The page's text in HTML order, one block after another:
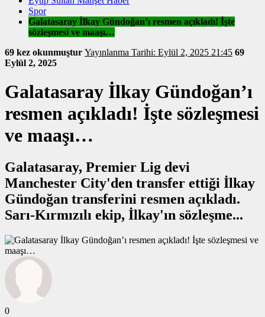
Spor
Galatasaray İlkay Gündoğan’ı resmen açıkladı! İşte
sözleşmesi ve maaşı…
69 kez okunmuştur
Yayınlanma Tarihi: Eylül 2, 2025 21:45 69
Eylül 2, 2025
Galatasaray İlkay Gündoğan’ı
resmen açıkladı! İşte sözleşmesi
ve maaşı…
Galatasaray, Premier Lig devi
Manchester City'den transfer ettiği İlkay
Gündoğan transferini resmen açıkladı.
Sarı-Kırmızılı ekip, İlkay'ın sözleşme...
0